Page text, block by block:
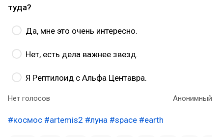
туда?
Да, мне это очень интересно.
Нет, есть дела важнее звезд.
Я Рептилоид с Альфа Центавра.
Нет голосов Анонимный
#космос #artemis2 #луна #space #earth